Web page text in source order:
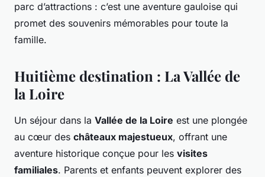
parc d’attractions : c’est une aventure gauloise qui
promet des souvenirs mémorables pour toute la
famille.
Huitième destination : La Vallée de
la Loire
Un séjour dans la Vallée de la Loire est une plongée
au cœur des châteaux majestueux, offrant une
aventure historique conçue pour les visites
familiales. Parents et enfants peuvent explorer des